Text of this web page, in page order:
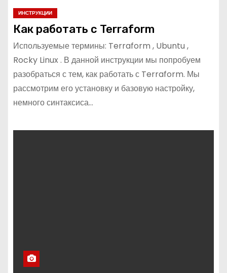
ИНСТРУКЦИИ
Как работать с Terraform
Используемые термины: Terraform , Ubuntu ,
Rocky Linux . В данной инструкции мы попробуем
разобраться с тем, как работать с Terraform. Мы
рассмотрим его установку и базовую настройку,
немного синтаксиса…